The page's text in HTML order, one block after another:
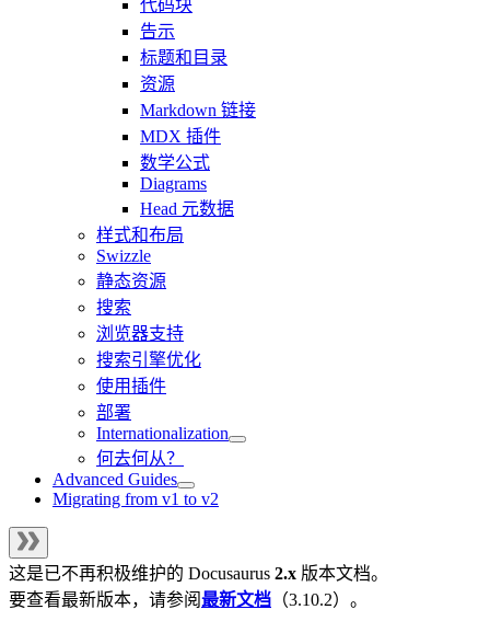
代码块
告示
标题和目录
资源
Markdown 链接
MDX 插件
数学公式
Diagrams
Head 元数据
样式和布局
Swizzle
静态资源
搜索
浏览器支持
搜索引擎优化
使用插件
部署
Internationalization
何去何从？
Advanced Guides
Migrating from v1 to v2
这是已不再积极维护的 Docusaurus 2.x 版本文档。
要查看最新版本，请参阅最新文档 （3.10.2）。